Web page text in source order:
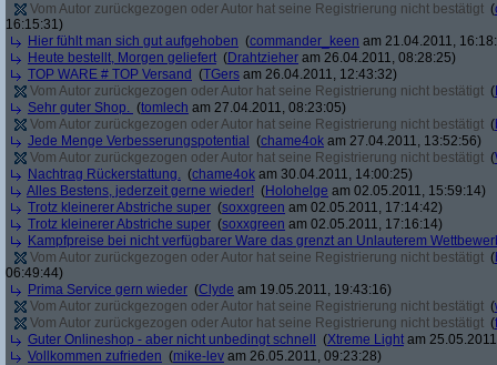
Vom Autor zurückgezogen oder Autor hat seine Registrierung nicht bestätigt (
16:15:31)
Hier fühlt man sich gut aufgehoben (commander_keen am 21.04.2011,
Heute bestellt, Morgen geliefert (Drahtzieher am 26.04.2011, 08:28:25)
TOP WARE # TOP Versand (TGers am 26.04.2011, 12:43:32)
Vom Autor zurückgezogen oder Autor hat seine Registrierung nicht bestätigt (
Sehr guter Shop. (tomlech am 27.04.2011, 08:23:05)
Vom Autor zurückgezogen oder Autor hat seine Registrierung nicht bestätigt (
Jede Menge Verbesserungspotential
(chame4ok am 27.04.2011, 13:52:56)
Vom Autor zurückgezogen oder Autor hat seine Registrierung nicht bestätigt (
Nachtrag Rückerstattung. (chame4ok am 30.04.2011, 14:00:25)
Alles Bestens, jederzeit gerne wieder! (Holohelge am 02.05.2011, 15:59:14)
Trotz kleinerer Abstriche super (soxxgreen am 02.05.2011, 17:14:42)
Trotz kleinerer Abstriche super (soxxgreen am 02.05.2011, 17:16:14)
Kampfpreise bei nicht verfügbarer Ware das grenzt an Unlauterem
Vom Autor zurückgezogen oder Autor hat seine Registrierung nicht bestätigt (
06:49:44)
Prima Service gern wieder (Clyde am 19.05.2011, 19:43:16)
Vom Autor zurückgezogen oder Autor hat seine Registrierung nicht bestätigt (
Vom Autor zurückgezogen oder Autor hat seine Registrierung nicht bestätigt (
Guter Onlineshop - aber nicht unbedingt schnell
(Xtreme Light am
Vollkommen zufrieden (mike-lev am 26.05.2011, 09:23:28)